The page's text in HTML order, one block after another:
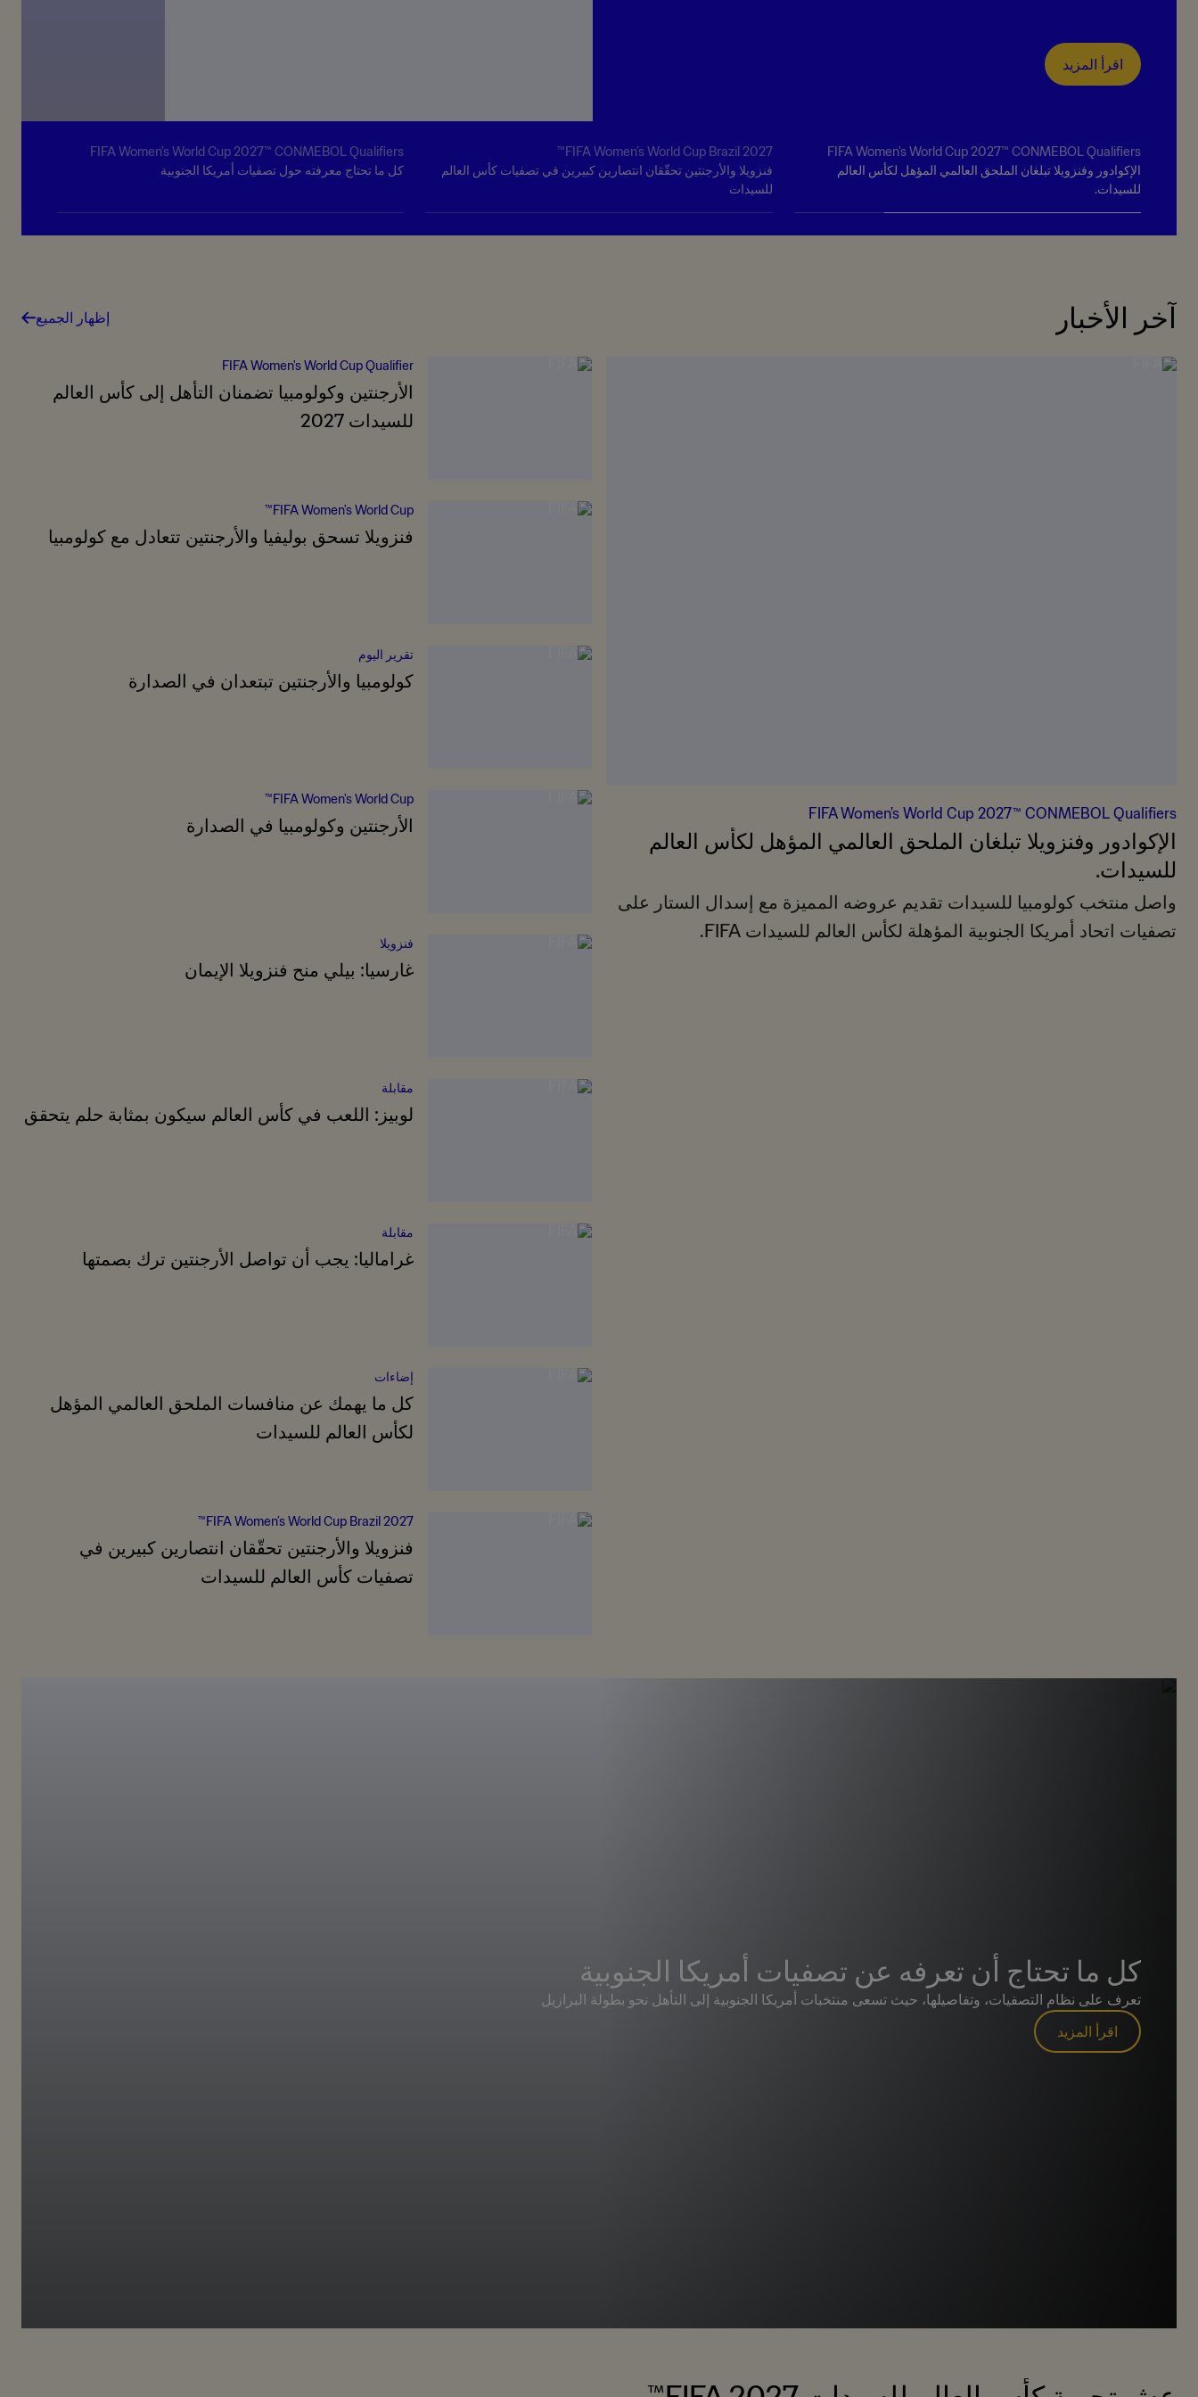
اقرأ المزيد
FIFA Women's World Cup 2027™ CONMEBOL Qualifiers
الإكوادور وفنزويلا تبلغان الملحق العالمي المؤهل لكأس العالم
للسيدات.
FIFA Women’s World Cup Brazil 2027™
فنزويلا والأرجنتين تحقّقان انتصارين كبيرين في تصفيات كأس العالم
للسيدات
FIFA Women's World Cup 2027™ CONMEBOL Qualifiers
كل ما تحتاج معرفته حول تصفيات أمريكا الجنوبية
آخر الأخبار إظهار الجميع
FIFA Women's World Cup 2027™ CONMEBOL Qualifiers
الإكوادور وفنزويلا تبلغان الملحق العالمي المؤهل لكأس العالم
للسيدات.
واصل منتخب كولومبيا للسيدات تقديم عروضه المميزة مع إسدال الستار على
تصفيات اتحاد أمريكا الجنوبية المؤهلة لكأس العالم للسيدات FIFA.
FIFA Women's World Cup Qualifier
الأرجنتين وكولومبيا تضمنان التأهل إلى كأس العالم
للسيدات 2027
FIFA Women's World Cup™
فنزويلا تسحق بوليفيا والأرجنتين تتعادل مع كولومبيا
تقرير اليوم
كولومبيا والأرجنتين تبتعدان في الصدارة
FIFA Women's World Cup™
الأرجنتين وكولومبيا في الصدارة
فنزويلا
غارسيا: بيلي منح فنزويلا الإيمان
مقابلة
لوبيز: اللعب في كأس العالم سيكون بمثابة حلم يتحقق
مقابلة
غراماليا: يجب أن تواصل الأرجنتين ترك بصمتها
إضاءات
كل ما يهمك عن منافسات الملحق العالمي المؤهل
لكأس العالم للسيدات
FIFA Women’s World Cup Brazil 2027™
فنزويلا والأرجنتين تحقّقان انتصارين كبيرين في
تصفيات كأس العالم للسيدات
كل ما تحتاج أن تعرفه عن تصفيات أمريكا الجنوبية
تعرف على نظام التصفيات، وتفاصيلها، حيث تسعى منتخبات أمريكا الجنوبية إلى التأهل نحو بطولة البرازيل
اقرأ المزيد